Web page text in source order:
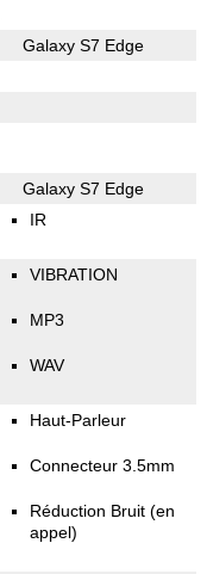
Galaxy S7 Edge
Galaxy S7 Edge
IR
VIBRATION
MP3
WAV
Haut-Parleur
Connecteur 3.5mm
Réduction Bruit (en
appel)